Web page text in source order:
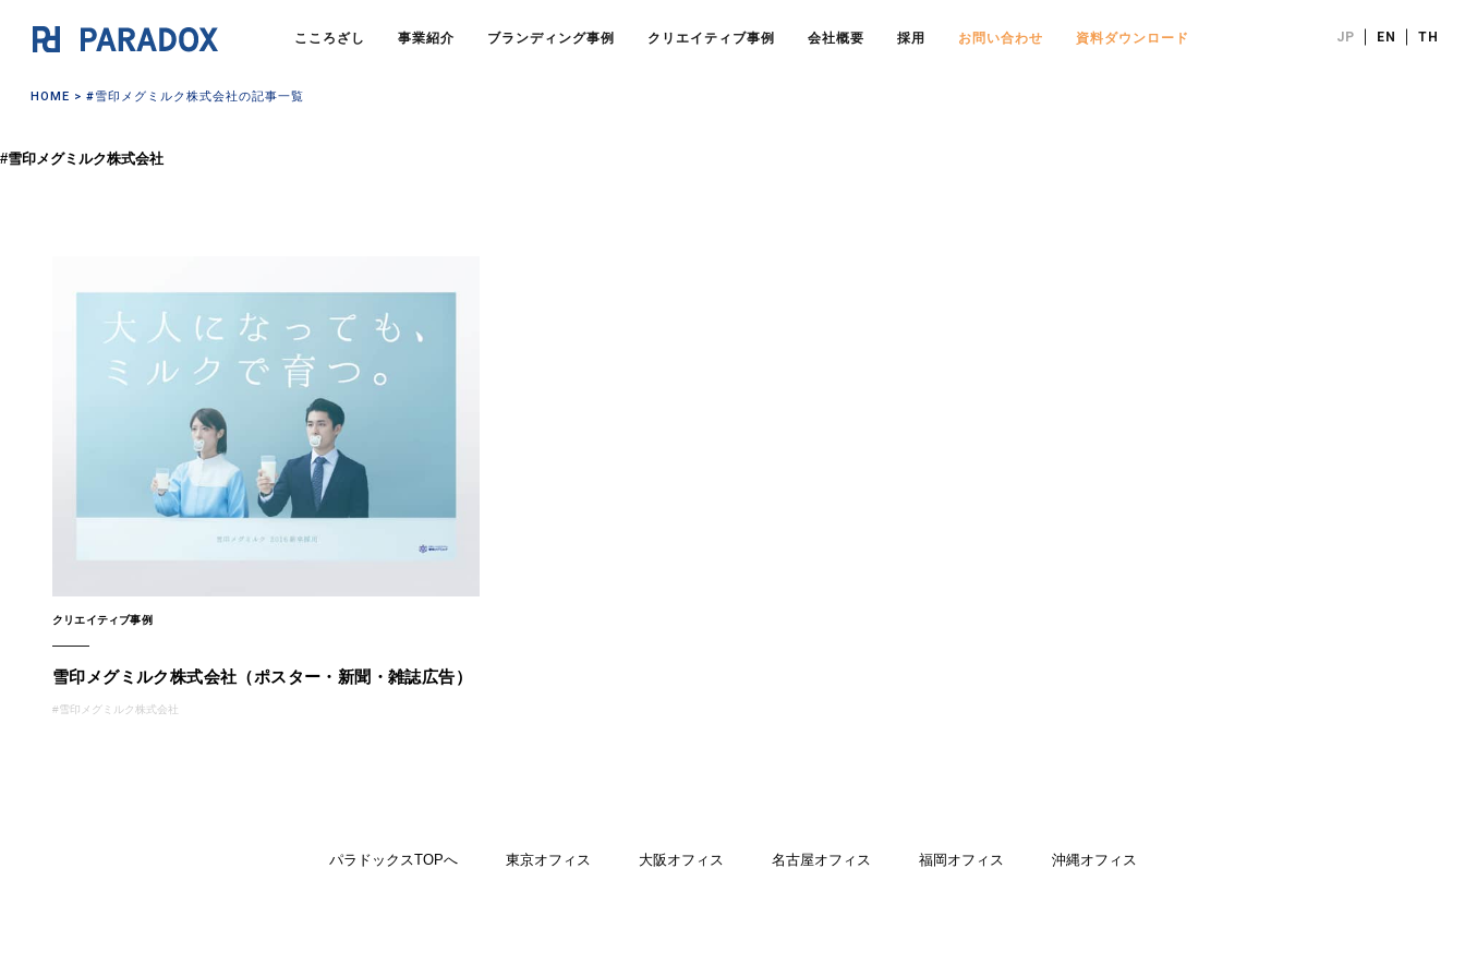
JP EN TH
こころざし 事業紹介 ブランディング事例 クリエイティブ事例 会社概要 採用 お問い合わせ 資料ダウンロード
HOME > #雪印メグミルク株式会社の記事一覧
#雪印メグミルク株式会社
クリエイティブ事例
雪印メグミルク株式会社（ポスター・新聞・雑誌広告）
雪印メグミルク株式会社
パラドックスTOPへ 東京オフィス 大阪オフィス 名古屋オフィス 福岡オフィス 沖縄オフィス